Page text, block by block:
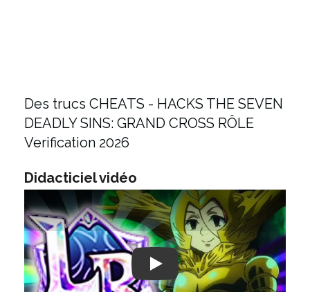
Des trucs CHEATS - HACKS THE SEVEN
DEADLY SINS: GRAND CROSS RÔLE
Verification 2026
Didacticiel vidéo
Play: Keynote (Google I/O '18)